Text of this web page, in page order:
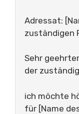
Adressat:
zuständigen
Sehr
der
ich möchte
für [Name